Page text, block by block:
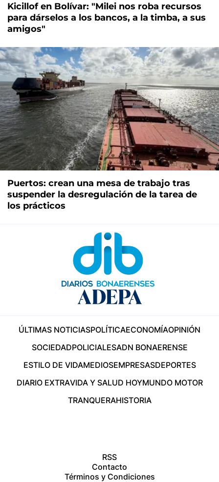
Kicillof en Bolívar: "Milei nos roba recursos
para dárselos a los bancos, a la timba, a sus
amigos"
Puertos: crean una mesa de trabajo tras
suspender la desregulación de la tarea de
los prácticos
ÚLTIMAS NOTICIASPOLÍTICAECONOMÍAOPINIÓN
SOCIEDADPOLICIALESADN BONAERENSE
ESTILO DE VIDAMEDIOSEMPRESASDEPORTES
DIARIO EXTRAVIDA Y SALUD HOYMUNDO MOTOR
TRANQUERAHISTORIA
RSS
Contacto
Términos y Condiciones